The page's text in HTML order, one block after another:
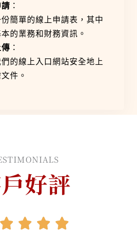
：
簡單的線上申請表，其中
的業務和財務資訊。
：
的線上入口網站安全地上
件。
好評